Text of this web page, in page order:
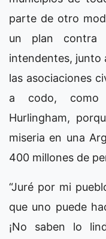
parte de otro
un plan contra
intendentes, junto
las asociaciones
a codo, como
Hurlingham,
miseria en una
400 millones de
“Juré por mi
que uno puede
¡No saben lo